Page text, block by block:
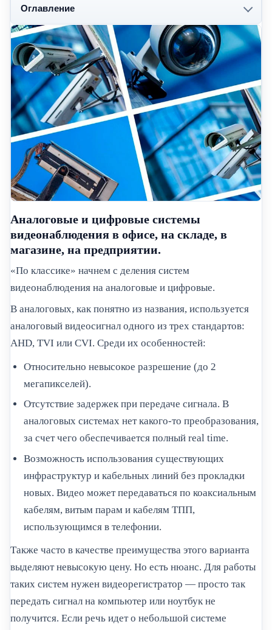
Оглавление
Аналоговые и цифровые системы
видеонаблюдения в офисе, на складе, в
магазине, на предприятии.
«По классике» начнем с деления систем
видеонаблюдения на аналоговые и цифровые.
В аналоговых, как понятно из названия, используется
аналоговый видеосигнал одного из трех стандартов:
AHD, TVI или CVI. Среди их особенностей:
Относительно невысокое разрешение (до 2
мегапикселей).
Отсутствие задержек при передаче сигнала. В
аналоговых системах нет какого-то преобразования,
за счет чего обеспечивается полный real time.
Возможность использования существующих
инфраструктур и кабельных линий без прокладки
новых. Видео может передаваться по коаксиальным
кабелям, витым парам и кабелям ТПП,
использующимся в телефонии.
Также часто в качестве преимущества этого варианта
выделяют невысокую цену. Но есть нюанс. Для работы
таких систем нужен видеорегистратор — просто так
передать сигнал на компьютер или ноутбук не
получится. Если речь идет о небольшой системе